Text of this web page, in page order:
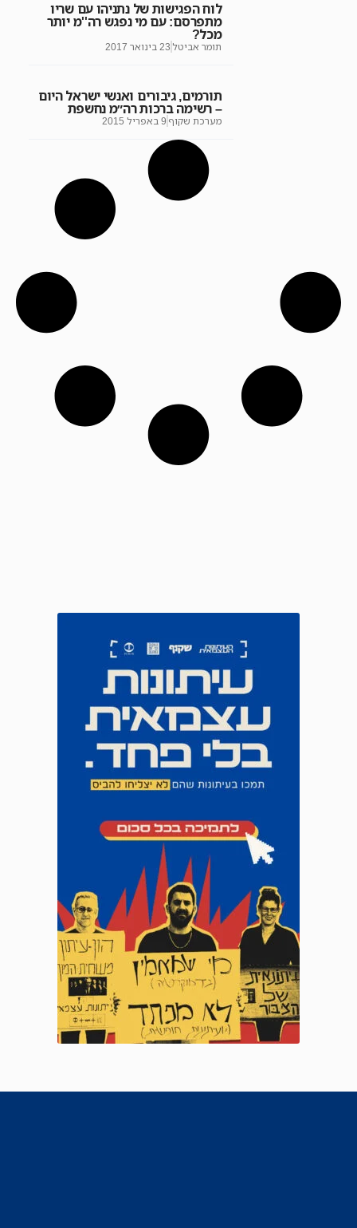
לוח הפגישות של נתניהו עם שריו
מתפרסם: עם מי נפגש רה''מ יותר
מכל?
תומר אביטל 23 בינואר 2017
תורמים, גיבורים ואנשי ישראל היום
– רשימה ברכות רה״מ נחשפת
מערכת שקוף 9 באפריל 2015